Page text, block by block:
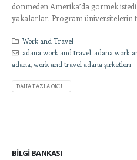
dönmeden Amerika’da görmek
yakalarlar. Program üniversitelerin
Work and Travel
adana work and travel, adana work
adana,work and travel adana şirketleri
DAHA FAZLA OKU...
BILGI BANKASI